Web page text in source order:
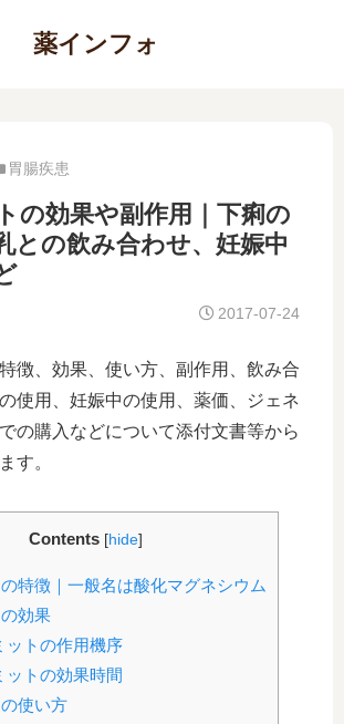
薬インフォ
胃腸疾患
の効果や副作用｜下痢の
との飲み合わせ、妊娠中
2017-07-24
徴、効果、使い方、副作用、飲み合
使用、妊娠中の使用、薬価、ジェネ
の購入などについて添付文書等から
す。
Contents [hide]
特徴｜一般名は酸化マグネシウム
効果
ットの作用機序
トの効果時間
使い方